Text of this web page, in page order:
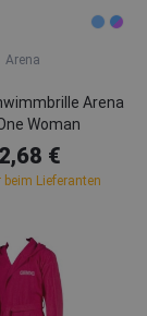
Arena
Arena
Woman
€
beim Lieferanten